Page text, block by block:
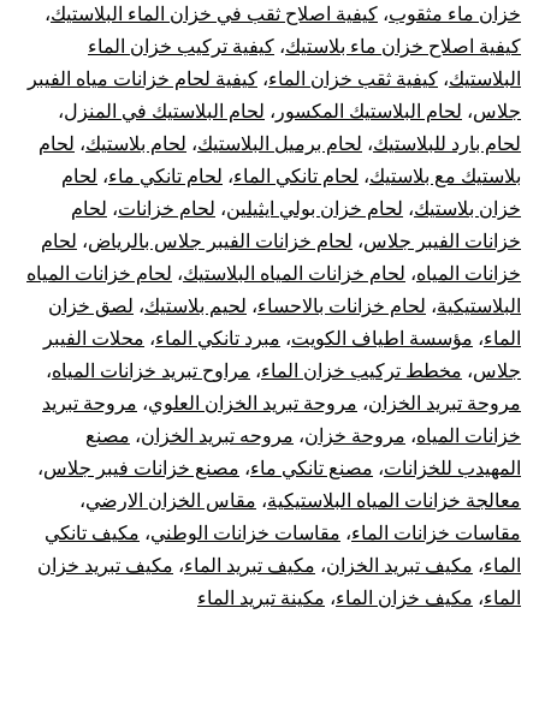
خزان ماء مثقوب، كيفية اصلاح ثقب في خزان الماء البلاستيك،
كيفية اصلاح خزان ماء بلاستيك، كيفية تركيب خزان الماء
البلاستيك، كيفية ثقب خزان الماء، كيفية لحام خزانات مياه الفيبر
جلاس، لحام البلاستيك المكسور ، لحام البلاستيك في المنزل،
لحام بارد للبلاستيك، لحام برميل البلاستيك، لحام بلاستيك، لحام
بلاستيك مع بلاستيك، لحام تانكي الماء، لحام تانكي ماء، لحام
خزان بلاستيك، لحام خزان بولي ايثيلين، لحام خزانات، لحام
خزانات الفيبر جلاس، لحام خزانات الفيبر جلاس بالرياض، لحام
خزانات المياه، لحام خزانات المياه البلاستيك، لحام خزانات المياه
البلاستيكية، لحام خزانات بالاحساء، لحيم بلاستيك، لصق خزان
الماء، مؤسسة اطياف الكويت، مبرد تانكي الماء، محلات الفيبر
جلاس، مخطط تركيب خزان الماء، مراوح تبريد خزانات المياه،
مروحة تبريد الخزان، مروحة تبريد الخزان العلوي، مروحة تبريد
خزانات المياه، مروحة خزان، مروحه تبريد الخزان، مصنع
المهيدب للخزانات، مصنع تانكي ماء، مصنع خزانات فيبر جلاس،
معالجة خزانات المياه البلاستيكية، مقاس الخزان الارضي،
مقاسات خزانات الماء، مقاسات خزانات الوطني، مكيف تانكي
الماء، مكيف تبريد الخزان، مكيف تبريد الماء، مكيف تبريد خزان
الماء، مكيف خزان الماء، مكينة تبريد الماء